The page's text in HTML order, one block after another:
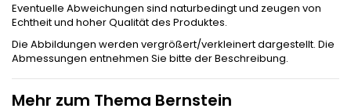
Eventuelle Abweichungen sind naturbedingt und zeugen von
Echtheit und hoher Qualität des Produktes.
Die Abbildungen werden vergrößert/verkleinert dargestellt. Die
Abmessungen entnehmen Sie bitte der Beschreibung.
Mehr zum Thema Bernstein